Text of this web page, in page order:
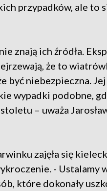
przypadków, ale to
znają ich źródła.
że to
być niebezpieczna.
wypadki podobne,
– uważa
zajęła się
- Ustalamy
które dokonały